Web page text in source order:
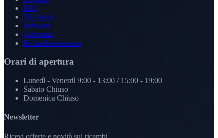
FAQ
Chi siamo
Software
Contattaci
Richiedi assistenza
Orari di apertura
Lunedì - Venerdì 9:00 - 13:00 / 15:00 - 19:00
Sabato Chiuso
Domenica Chiuso
Newsletter
Ricevi offerte e novità sui ricambi